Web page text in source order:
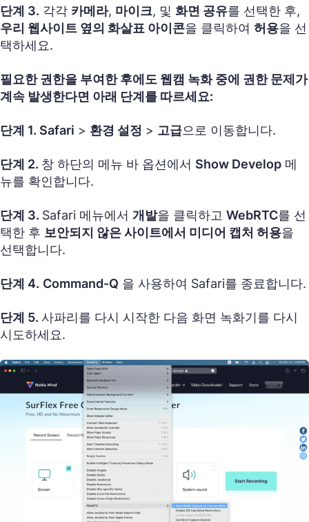
단계 3. 각각 카메라, 마이크, 및 화면 공유를 선택한 후,
우리 웹사이트 옆의 화살표 아이콘을 클릭하여 허용을 선
택하세요.
필요한 권한을 부여한 후에도 웹캠 녹화 중에 권한 문제가
계속 발생한다면 아래 단계를 따르세요:
단계 1. Safari > 환경 설정 > 고급으로 이동합니다.
단계 2. 창 하단의 메뉴 바 옵션에서 Show Develop 메
뉴를 확인합니다.
단계 3. Safari 메뉴에서 개발을 클릭하고 WebRTC를 선
택한 후 보안되지 않은 사이트에서 미디어 캡처 허용을
선택합니다.
단계 4. Command-Q 을 사용하여 Safari를 종료합니다.
단계 5. 사파리를 다시 시작한 다음 화면 녹화기를 다시
시도하세요.